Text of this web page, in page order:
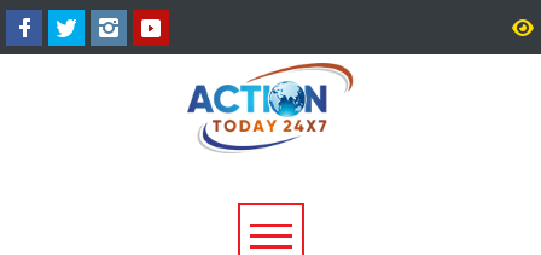
टिहरी में दर्दनाक हादसा: 250 मीटर
गहरी खाई में गिरी बोलेरो, एक ही
परिवार के 5 लोगों की मौत; एक
घायल, एक की तलाश जारी